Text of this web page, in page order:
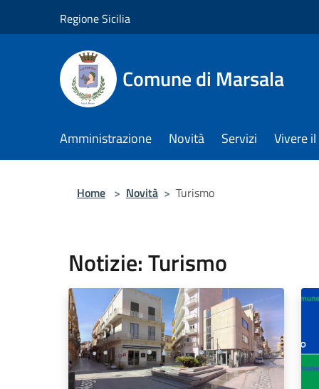
Regione Sicilia
Comune di Marsala
Amministrazione Novità Servizi Vivere
Home > Novità > Turismo
Notizie: Turismo